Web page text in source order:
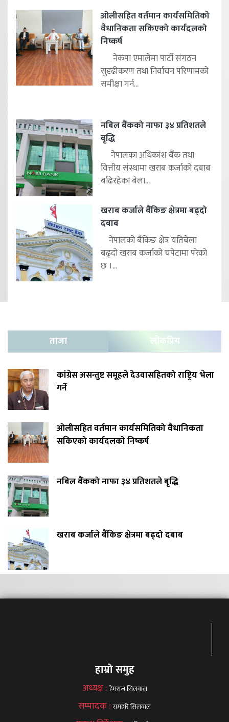
ओलीसहित वर्तमान कार्यसमितिको
वैधानिकता सकिएको कार्यदलको
निष्कर्ष
नेकपा एमालेमा पार्टी संगठन
सुदृढीकरण तथा निर्वाचन परिणामको
समीक्षा गर्न...
नबिल बैंकको नाफा ३४ प्रतिशतले
बृद्धि
नेपालका अधिकांश बैंक तथा
वित्तीय संस्थामा खराब कर्जाको दबाब
बढिरहेका बेला...
खराब कर्जाले बैंकिङ क्षेत्रमा बढ्दो
दबाब
नेपालको बैंकिङ क्षेत्र यतिबेला
बढ्दो खराब कर्जाको चपेटामा परेको
छ ।...
ताजा लोकप्रिय
कांग्रेस असन्तुष्ट समूहले देउवासहितको राष्ट्रिय भेला
गर्ने
ओलीसहित वर्तमान कार्यसमितिको वैधानिकता
सकिएको कार्यदलको निष्कर्ष
नबिल बैंकको नाफा ३४ प्रतिशतले बृद्धि
खराब कर्जाले बैंकिङ क्षेत्रमा बढ्दो दबाब
हाम्रो समुह
अध्यक्ष : हेमराज सिलवाल
सम्पादक :रामहरि सिलवाल